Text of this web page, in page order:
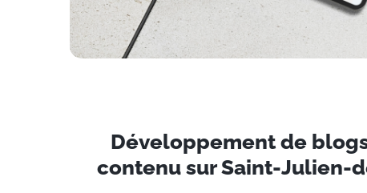
Développement de
contenu sur Saint-Julien-